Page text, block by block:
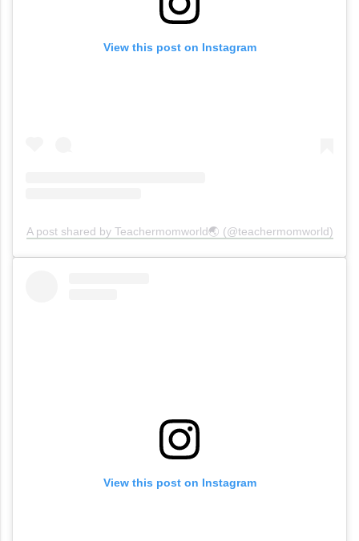
View this post on Instagram
A post shared by Teachermomworld🌏 (@teachermomworld)
View this post on Instagram